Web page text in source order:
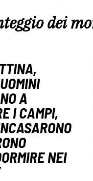
dei
A
I CAMPI,
NEI